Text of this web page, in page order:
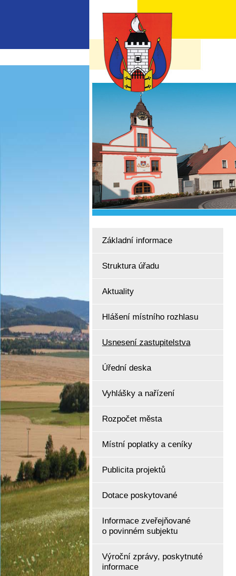
Základní informace
Struktura úřadu
Aktuality
Hlášení místního rozhlasu
Usnesení zastupitelstva
Úřední deska
Vyhlášky a nařízení
Rozpočet města
Místní poplatky a ceníky
Publicita projektů
Dotace poskytované
Informace zveřejňované
o povinném subjektu
Výroční zprávy, poskytnuté
informace